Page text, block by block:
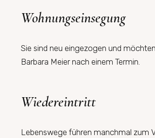
Wohnungseinsegung
Sie sind neu eingezogen und
Barbara Meier nach einem Termin.
Wiedereintritt
Lebenswege führen manchmal zum